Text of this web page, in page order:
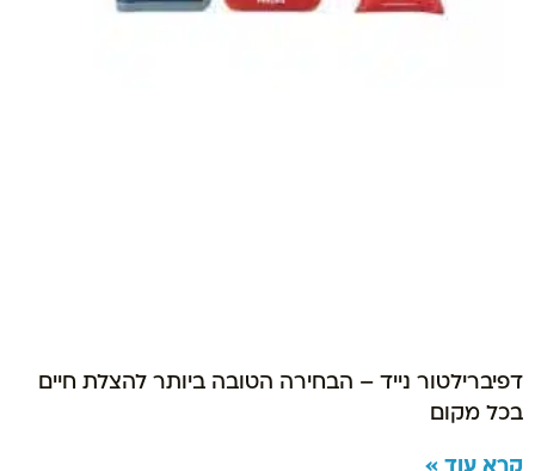
דפיברילטור נייד – הבחירה הטובה ביותר להצלת חיים
בכל מקום
קרא עוד »